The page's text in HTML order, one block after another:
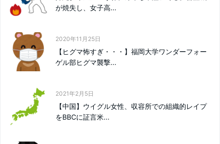
が焼失し、女子高...
2020年11月25日
【ヒグマ怖すぎ・・・】福岡大学ワンダーフォー
ゲル部ヒグマ襲撃...
2021年2月5日
【中国】ウイグル女性、収容所での組織的レイプ
をBBCに証言米...